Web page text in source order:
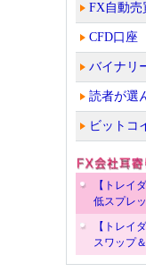
FX自動売
CFD口座
バイナリ
読者が選
ビットコ
【トレイ
低スプレ
【トレイ
スワップ